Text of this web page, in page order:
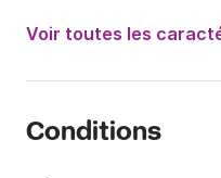
Puissance moteur:
Capacité à bord:
Voir toutes les
Conditions